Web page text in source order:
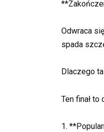
Odwraca
spada
Dlaczego
Ten finał
1.